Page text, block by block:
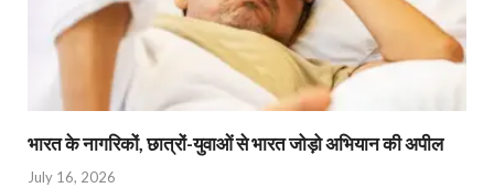
भारत के नागरिकों, छात्रों-युवाओं से भारत जोड़ो अभियान की अपील
July 16, 2026